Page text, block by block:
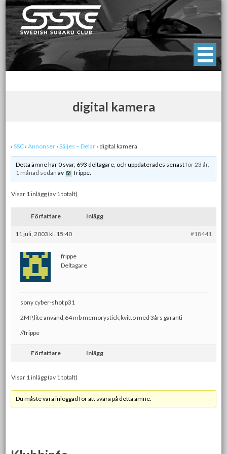
Skip
to
content
Swedish Subaru Club
För oss som älskar Subaru!
digital kamera
› SSC › Annonser › Säljes – Delar › digital kamera
Detta ämne har 0 svar, 693 deltagare, och uppdaterades senastför 23 år,
1 månad sedan av frippe.
Visar 1 inlägg (av 1 totalt)
Författare Inlägg
11 juli, 2003 kl. 15:40 #18441
frippe
Deltagare
sony cyber-shot p31
2MP,lite använd,64 mb memorystick,kvitto med 3års garanti
//frippe
Författare Inlägg
Visar 1 inlägg (av 1 totalt)
Du måste vara inloggad för att svara på detta ämne.